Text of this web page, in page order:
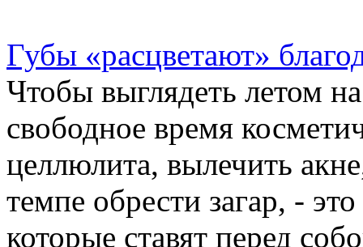
Губы «расцветают»
Чтобы выглядеть летом
свободное время
целлюлита, вылечить
темпе обрести загар, -
которые ставят перед